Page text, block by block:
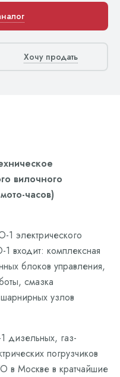
Хочу продать
вилочного
часов)
1 электрического
входит: комплексная
блоков управления,
смазка
узлов
дизельных, газ-
погрузчиков
в Москве в кратчайшие